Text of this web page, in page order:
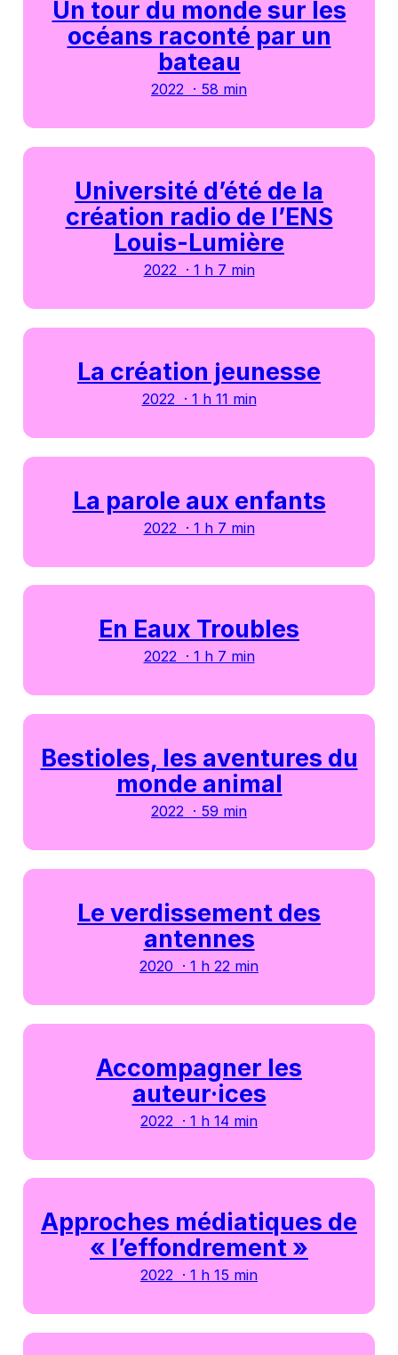
Un tour du monde sur les
océans raconté par un
bateau
2022 · 58 min
Université d’été de la
création radio de l’ENS
Louis-Lumière
2022 · 1 h 7 min
La création jeunesse
2022 · 1 h 11 min
La parole aux enfants
2022 · 1 h 7 min
En Eaux Troubles
2022 · 1 h 7 min
Bestioles, les aventures du
monde animal
2022 · 59 min
Le verdissement des
antennes
2020 · 1 h 22 min
Accompagner les
auteur·ices
2022 · 1 h 14 min
Approches médiatiques de
« l’effondrement »
2022 · 1 h 15 min